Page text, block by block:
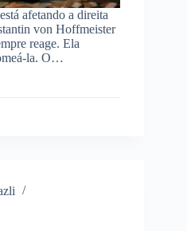
afetando a direita
von Hoffmeister
reage. Ela
la. O…